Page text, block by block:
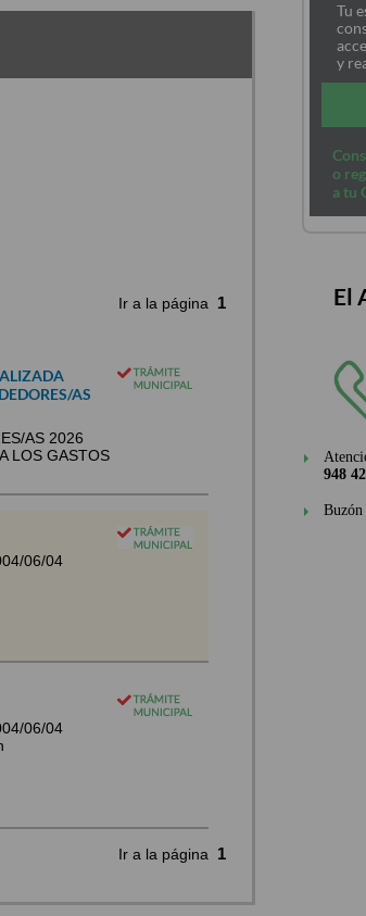
Ir a la página
1
AS
AS 2026
LOS GASTOS
06/04
06/04
Ir a la página 1
Tu
y
o
a tu
El
948
Buzón